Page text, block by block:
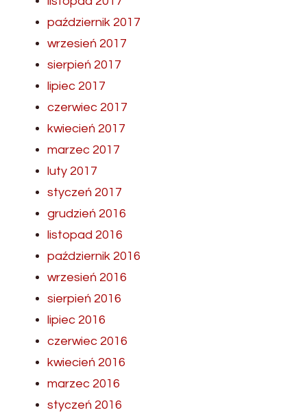
październik 2017
wrzesień 2017
sierpień 2017
lipiec 2017
czerwiec 2017
kwiecień 2017
marzec 2017
luty 2017
styczeń 2017
grudzień 2016
listopad 2016
październik 2016
wrzesień 2016
sierpień 2016
lipiec 2016
czerwiec 2016
kwiecień 2016
marzec 2016
styczeń 2016